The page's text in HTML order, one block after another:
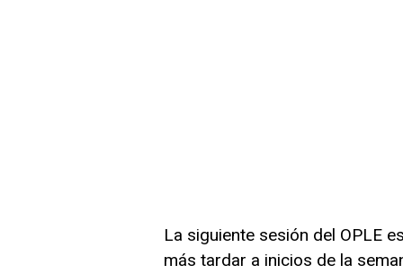
La siguiente sesión del OPLE
más tardar a inicios de la